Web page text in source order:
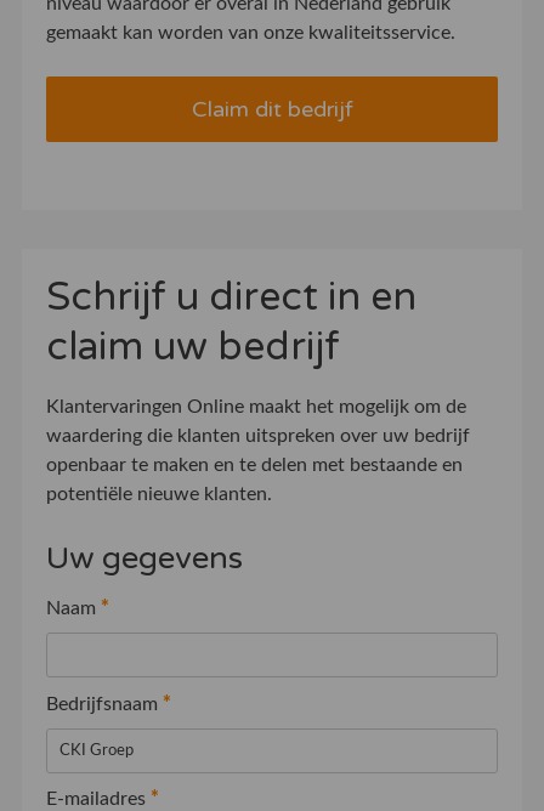
niveau waardoor er overal in Nederland gebruik
gemaakt kan worden van onze kwaliteitsservice.
Claim dit bedrijf
Schrijf u direct in en
claim uw bedrijf
Klantervaringen Online maakt het mogelijk om de
waardering die klanten uitspreken over uw bedrijf
openbaar te maken en te delen met bestaande en
potentiële nieuwe klanten.
Uw gegevens
Naam *
Bedrijfsnaam *
E-mailadres *